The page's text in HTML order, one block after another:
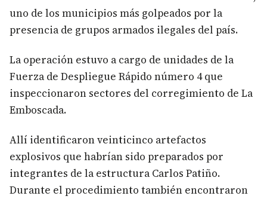
uno de los municipios más golpeados por la
presencia de grupos armados ilegales del país.
La operación estuvo a cargo de unidades de la
Fuerza de Despliegue Rápido número 4 que
inspeccionaron sectores del corregimiento de La
Emboscada.
Allí identificaron veinticinco artefactos
explosivos que habrían sido preparados por
integrantes de la estructura Carlos Patiño.
Durante el procedimiento también encontraron